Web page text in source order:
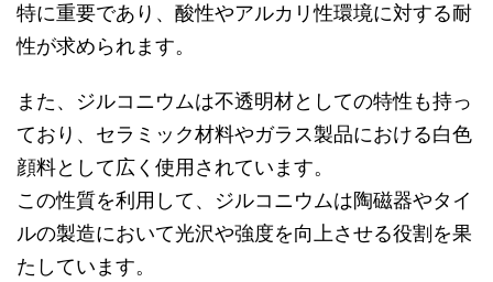
特に重要であり、酸性やアルカリ性環境に対する耐
性が求められます。
また、ジルコニウムは不透明材としての特性も持っ
ており、セラミック材料やガラス製品における白色
顔料として広く使用されています。
この性質を利用して、ジルコニウムは陶磁器やタイ
ルの製造において光沢や強度を向上させる役割を果
たしています。